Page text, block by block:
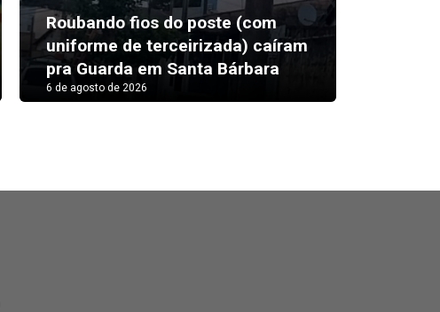
Roubando fios do poste (com
uniforme de terceirizada) caíram
pra Guarda em Santa Bárbara
6 de agosto de 2026